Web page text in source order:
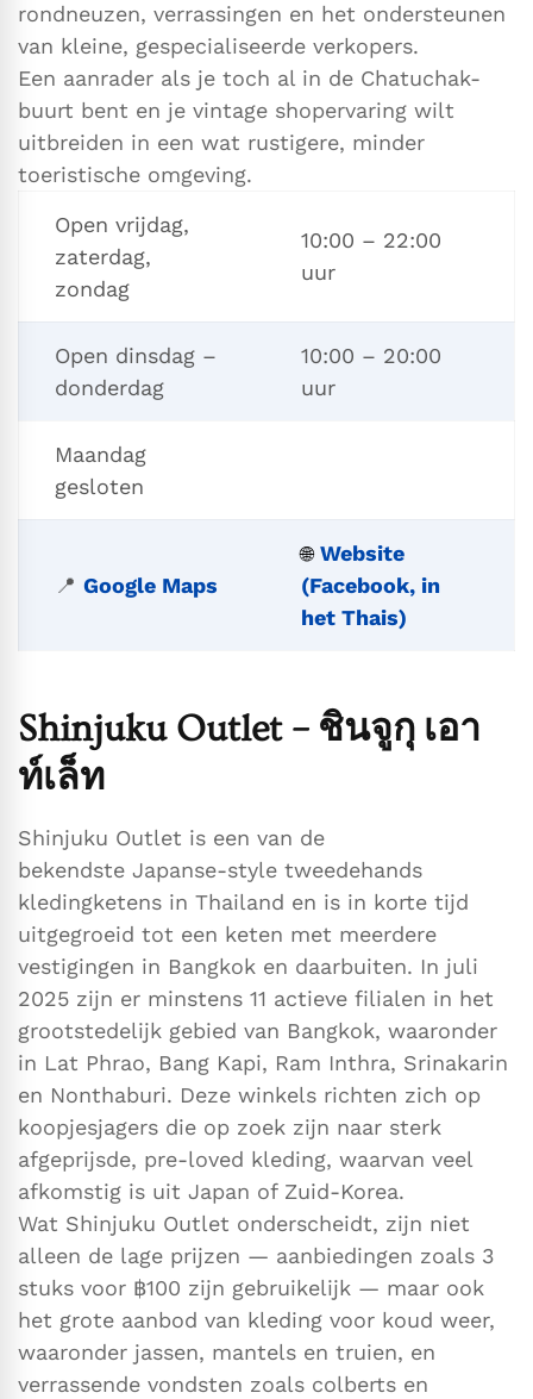
rondneuzen, verrassingen en het ondersteunen
van kleine, gespecialiseerde verkopers.
Een aanrader als je toch al in de Chatuchak-
buurt bent en je vintage shopervaring wilt
uitbreiden in een wat rustigere, minder
toeristische omgeving.
Open vrijdag,
zaterdag,
zondag
10:00 – 22:00
uur
Open dinsdag –
donderdag
10:00 – 20:00
uur
Maandag
gesloten
📍 Google Maps
🌐 Website
(Facebook, in
het Thais)
Shinjuku Outlet – ชินจูกุ เอา
ท์เล็ท
Shinjuku Outlet is een van de
bekendste Japanse-style tweedehands
kledingketens in Thailand en is in korte tijd
uitgegroeid tot een keten met meerdere
vestigingen in Bangkok en daarbuiten. In juli
2025 zijn er minstens 11 actieve filialen in het
grootstedelijk gebied van Bangkok, waaronder
in Lat Phrao, Bang Kapi, Ram Inthra, Srinakarin
en Nonthaburi. Deze winkels richten zich op
koopjesjagers die op zoek zijn naar sterk
afgeprijsde, pre-loved kleding, waarvan veel
afkomstig is uit Japan of Zuid-Korea.
Wat Shinjuku Outlet onderscheidt, zijn niet
alleen de lage prijzen — aanbiedingen zoals 3
stuks voor ฿100 zijn gebruikelijk — maar ook
het grote aanbod van kleding voor koud weer,
waaronder jassen, mantels en truien, en
verrassende vondsten zoals colberts en